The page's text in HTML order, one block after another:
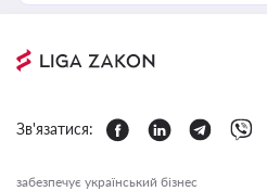
Зв'язатися:
забезпечує український бізнес